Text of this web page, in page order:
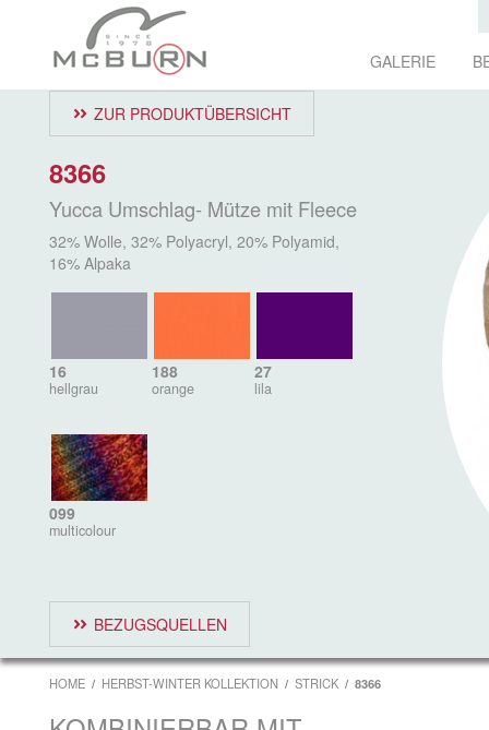
GALERIE
ZUR PRODUKTÜBERSICHT
8366
Yucca Umschlag- Mütze mit Fleece
32% Wolle, 32% Polyacryl, 20% Polyamid,
16% Alpaka
16
hellgrau
188
orange
27
lila
099
multicolour
BEZUGSQUELLEN
HOME HERBST-WINTER KOLLEKTION STRICK 8366